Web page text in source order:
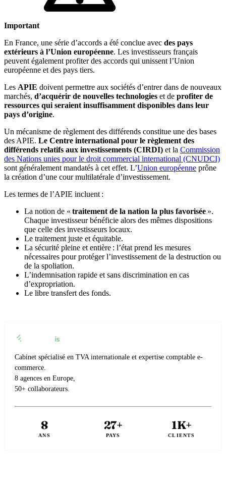
Important
En France, une série d’accords a été conclue avec des pays
extérieurs à l’Union européenne. Les investisseurs français
peuvent également profiter des accords qui unissent l’Union
européenne et des pays tiers.
Les APIE doivent permettre aux sociétés d’entrer dans de nouveaux
marchés, d’acquérir de nouvelles technologies et de profiter de
ressources qui seraient insuffisamment disponibles dans leur
pays d’origine.
Un mécanisme de règlement des différends constitue une des bases
des APIE. Le Centre international pour le règlement des
différends relatifs aux investissements (CIRDI) et la Commission
des Nations unies pour le droit commercial international (CNUDCI)
sont généralement mandatés à cet effet. L’Union européenne prône
la création d’une cour multilatérale d’investissement.
Les termes de l’APIE incluent :
La notion de « traitement de la nation la plus favorisée ».
Chaque investisseur bénéficie alors des mêmes dispositions
que celle des investisseurs locaux.
Le traitement juste et équitable.
La sécurité pleine et entière : l’état prend les mesures
nécessaires pour protéger l’investissement de la destruction ou
de la spoliation.
L’indemnisation rapide et sans discrimination en cas
d’expropriation.
Le libre transfert des fonds.
Cabinet spécialisé en TVA internationale et expertise comptable e-
commerce.
8 agences en Europe,
50+ collaborateurs.
8
ANS
27+
PAYS
1K+
CLIENTS